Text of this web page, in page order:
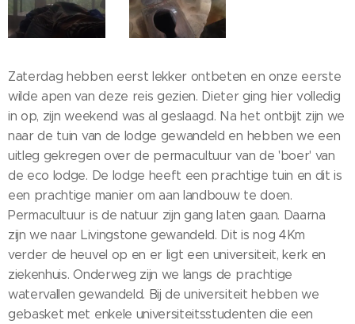
Zaterdag hebben eerst lekker ontbeten en onze eerste
wilde apen van deze reis gezien. Dieter ging hier volledig
in op, zijn weekend was al geslaagd. Na het ontbijt zijn we
naar de tuin van de lodge gewandeld en hebben we een
uitleg gekregen over de permacultuur van de 'boer' van
de eco lodge. De lodge heeft een prachtige tuin en dit is
een prachtige manier om aan landbouw te doen.
Permacultuur is de natuur zijn gang laten gaan. Daarna
zijn we naar Livingstone gewandeld. Dit is nog 4Km
verder de heuvel op en er ligt een universiteit, kerk en
ziekenhuis. Onderweg zijn we langs de prachtige
watervallen gewandeld. Bij de universiteit hebben we
gebasket met enkele universiteitsstudenten die een